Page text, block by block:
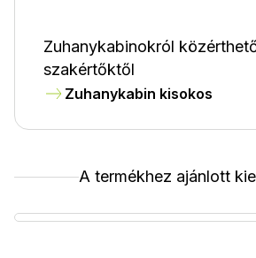
Zuhanykabinokról
szakértőktől
Zuhanykabin kisokos
A termékhez ajánlott